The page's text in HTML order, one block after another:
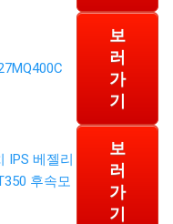
보
러
가
기
IPS 베젤리
후속모
보
러
가
기